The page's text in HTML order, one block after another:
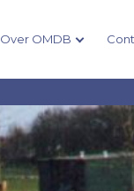
Over OMDB